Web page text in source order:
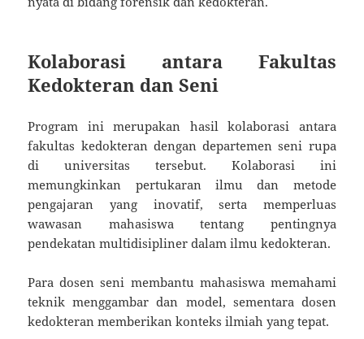
Kolaborasi antara Fakultas
Kedokteran dan Seni
Program ini merupakan hasil kolaborasi antara
fakultas kedokteran dengan departemen seni rupa
di universitas tersebut. Kolaborasi ini
memungkinkan pertukaran ilmu dan metode
pengajaran yang inovatif, serta memperluas
wawasan mahasiswa tentang pentingnya
pendekatan multidisipliner dalam ilmu kedokteran.
Para dosen seni membantu mahasiswa memahami
teknik menggambar dan model, sementara dosen
kedokteran memberikan konteks ilmiah yang tepat.